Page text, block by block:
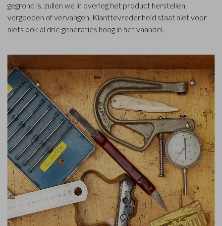
gegrond is, zullen we in overleg het product herstellen,
vergoeden of vervangen. Klanttevredenheid staat niet voor
niets ook al drie generaties hoog in het vaandel.